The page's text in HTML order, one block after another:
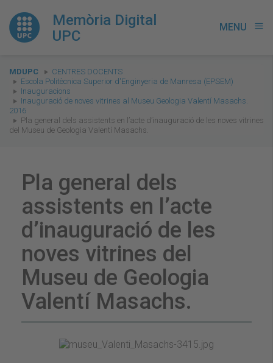
Memòria Digital
UPC
MENU menu
You
are
here:
MDUPC
CENTRES DOCENTS
Escola Politècnica Superior d'Enginyeria de Manresa (EPSEM)
Inauguracions
Inauguració de noves vitrines al Museu Geologia Valentí Masachs.
2016
Pla general dels assistents en l’acte d’inauguració de les noves vitrines
del Museu de Geologia Valentí Masachs.
Pla general dels
assistents en l’acte
d’inauguració de les
noves vitrines del
Museu de Geologia
Valentí Masachs.